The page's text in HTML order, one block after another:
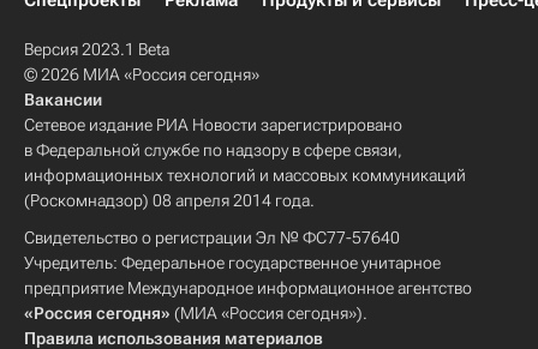
Версия 2023.1 Beta
© 2026 МИА «Россия сегодня»
Вакансии
Сетевое издание РИА Новости зарегистрировано
в Федеральной службе по надзору в сфере связи,
информационных технологий и массовых коммуникаций
(Роскомнадзор) 08 апреля 2014 года.
Свидетельство о регистрации Эл № ФС77-57640
Учредитель: Федеральное государственное унитарное
предприятие Международное информационное агентство
«Россия сегодня» (МИА «Россия сегодня»).
Правила использования материалов